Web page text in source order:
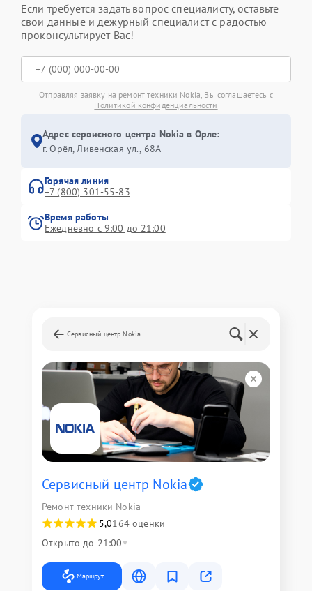
Если требуется задать вопрос специалисту, оставьте
свои данные и дежурный специалист с радостью
проконсультирует Вас!
Отправляя заявку на ремонт техники Nokia, Вы соглашаетесь с
Политикой конфиденциальности
Адрес сервисного центра Nokia в Орле:
г. Орёл, Ливенская ул., 68А
Горячая линия
+7 (800) 301-55-83
Время работы
Ежедневно с 9:00 до 21:00
Сервисный центр Nokia
Сервисный центр Nokia
Ремонт техники Nokia
5,0164 оценки
Открыто до 21:00
Маршрут